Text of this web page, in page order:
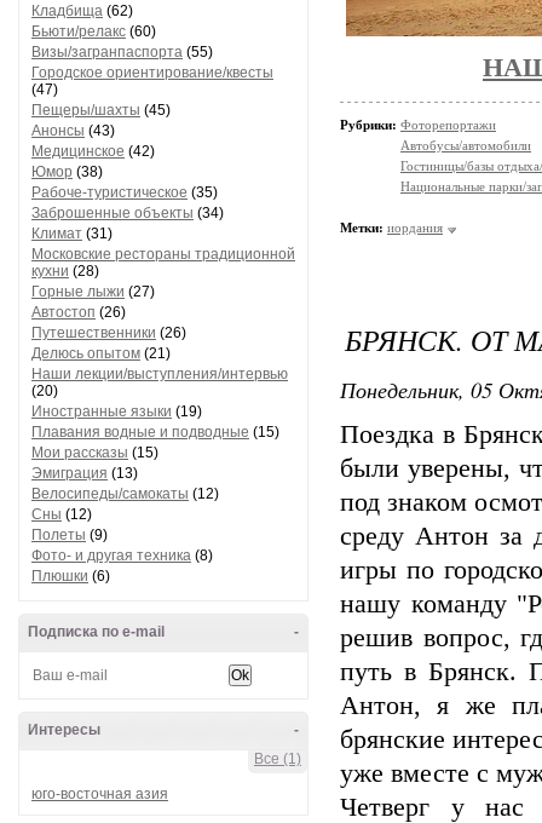
Кладбища (62)
Бьюти/релакс (60)
Визы/загранпаспорта (55)
Городское ориентирование/квесты
(47)
Пещеры/шахты (45)
Анонсы (43)
Медицинское (42)
Юмор (38)
Рабоче-туристическое (35)
Заброшенные объекты (34)
Климат (31)
Московские рестораны традиционной
кухни (28)
Горные лыжи (27)
Автостоп (26)
Путешественники (26)
Делюсь опытом (21)
Наши лекции/выступления/интервью
(20)
Иностранные языки (19)
Плавания водные и подводные (15)
Мои рассказы (15)
Эмиграция (13)
Велосипеды/самокаты (12)
Сны (12)
Полеты (9)
Фото- и другая техника (8)
Плюшки (6)
-
Подписка по e-mail
-
Интересы
Все (1)
юго-восточная азия
Рубрики: Фоторепортажи
Автобусы/автомобили
Гостиницы/базы
Национальные парки/
Метки: иордания
БРЯНСК. ОТ
Понедельник, 05
Поездка в
были уверены,
под знаком
среду Антон за
игры по
нашу команду
решив вопрос,
путь в Брянск.
Антон, я же
брянские
уже вместе с
Четверг у нас